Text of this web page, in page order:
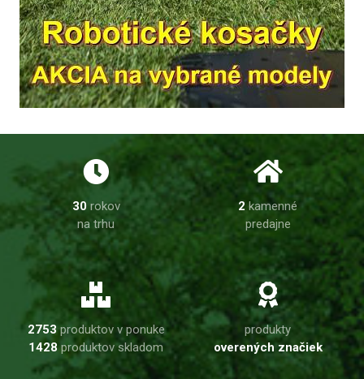
30rokov
na trhu
2 kamenné
predajne
2753produktov v ponuke
1428produktov skladom
produkty
overených značiek